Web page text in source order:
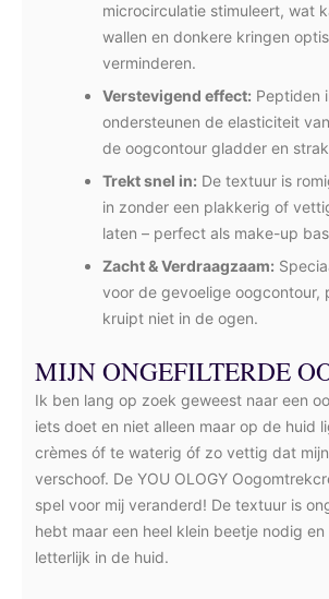
microcirculatie stimuleert, wat
wallen en donkere kringen
verminderen.
Verstevigend effect: Peptiden
ondersteunen de elasticiteit
de oogcontour gladder en
Trekt snel in: De textuur is
in zonder een plakkerig of
laten – perfect als make-up
Zacht & Verdraagzaam:
voor de gevoelige oogcontour,
kruipt niet in de ogen.
MIJN ONGEFILTERDE
Ik ben lang op zoek geweest naar een
iets doet en niet alleen maar op de huid
crèmes óf te waterig óf zo vettig dat
verschoof. De YOU OLOGY
spel voor mij veranderd! De textuur is
hebt maar een heel klein beetje nodig
letterlijk in de huid.